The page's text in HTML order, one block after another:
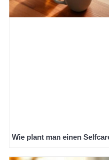
Wie plant man einen